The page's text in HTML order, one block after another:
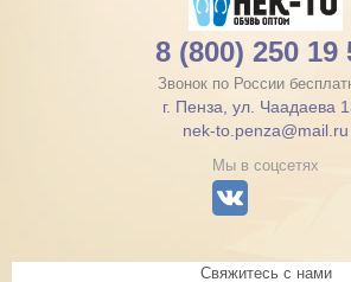
8 (800) 250 19
Звонок по России
г. Пенза, ул. Чаадаева
nek-to.penza@mail.ru
Мы в соцсетях
Свяжитесь с нами